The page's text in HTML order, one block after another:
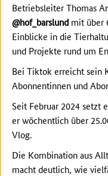
Betriebsleiter Thomas
@hof_barslund mit über
Einblicke in die
und Projekte rund um
Bei Tiktok erreicht sein
Abonnentinnen und
Seit Februar 2024 setzt
er wöchentlich über
Vlog.
Die Kombination aus
macht deutlich, wie